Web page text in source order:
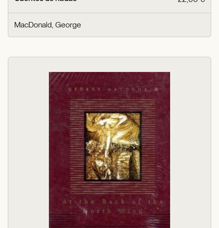
MacDonald, George